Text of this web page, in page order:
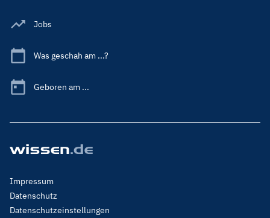
Jobs
Was geschah am ...?
Geboren am ...
Footer
Menu
Legal
Impressum
Datenschutz
Datenschutzeinstellungen